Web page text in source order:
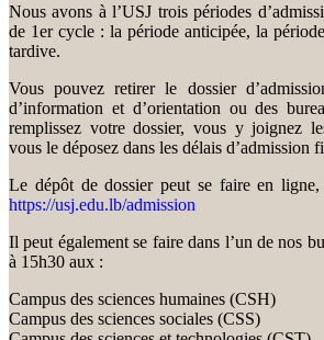
Nous avons à l’USJ trois périodes
de 1er cycle : la période anticipée, la
tardive.
Vous pouvez retirer le dossier
d’information et d’orientation ou des
remplissez votre dossier, vous y joignez
vous le déposez dans les délais d’admission
Le dépôt de dossier peut se faire en
https://usj.edu.lb/admission
Il peut également se faire dans l’un de nos
à 15h30 aux :
Campus des sciences humaines (CSH)
Campus des sciences sociales (CSS)